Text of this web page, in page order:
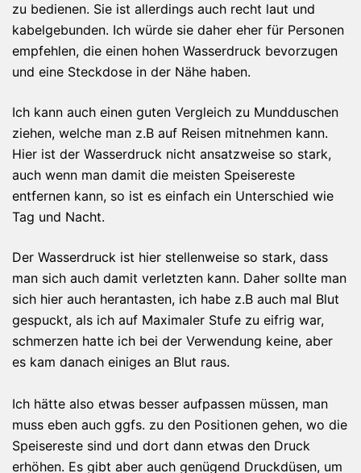
zu bedienen. Sie ist allerdings auch recht laut und
kabelgebunden. Ich würde sie daher eher für Personen
empfehlen, die einen hohen Wasserdruck bevorzugen
und eine Steckdose in der Nähe haben.
Ich kann auch einen guten Vergleich zu Mundduschen
ziehen, welche man z.B auf Reisen mitnehmen kann.
Hier ist der Wasserdruck nicht ansatzweise so stark,
auch wenn man damit die meisten Speisereste
entfernen kann, so ist es einfach ein Unterschied wie
Tag und Nacht.
Der Wasserdruck ist hier stellenweise so stark, dass
man sich auch damit verletzten kann. Daher sollte man
sich hier auch herantasten, ich habe z.B auch mal Blut
gespuckt, als ich auf Maximaler Stufe zu eifrig war,
schmerzen hatte ich bei der Verwendung keine, aber
es kam danach einiges an Blut raus.
Ich hätte also etwas besser aufpassen müssen, man
muss eben auch ggfs. zu den Positionen gehen, wo die
Speisereste sind und dort dann etwas den Druck
erhöhen. Es gibt aber auch genügend Druckdüsen, um